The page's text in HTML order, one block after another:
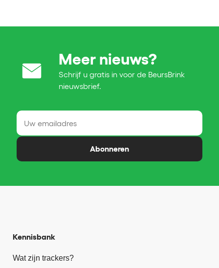
Meer nieuws?
Schrijf u gratis in voor de BeursBrink
nieuwsbrief.
Abonneren
Kennisbank
Wat zijn trackers?